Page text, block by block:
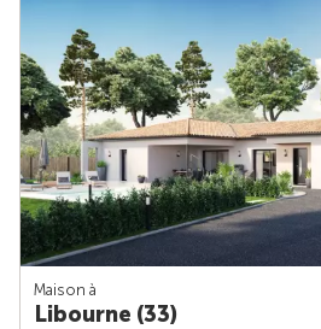
Maison à
Libourne (33)